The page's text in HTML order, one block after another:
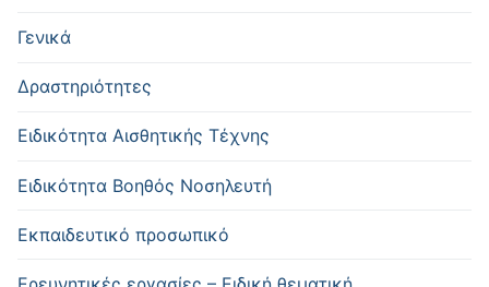
Γενικά
Δραστηριότητες
Ειδικότητα Αισθητικής Τέχνης
Ειδικότητα Βοηθός Νοσηλευτή
Εκπαιδευτικό προσωπικό